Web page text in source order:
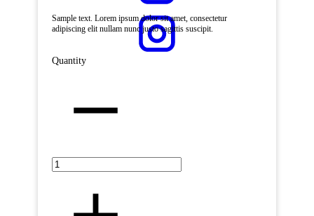
Sample text. Lorem ipsum dolor sit amet, consectetur
adipiscing elit nullam nunc justo sagittis suscipit.
Quantity